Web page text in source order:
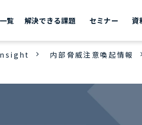
覧 解決できる課題 セミナー 資
内部脅威注意喚起情報